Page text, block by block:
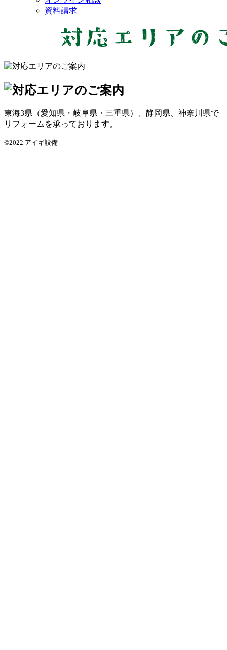
資料請求
東海3県（愛知県・岐阜県・三重県）、静岡県、神奈川県で
リフォームを承っております。
©2022 アイギ設備